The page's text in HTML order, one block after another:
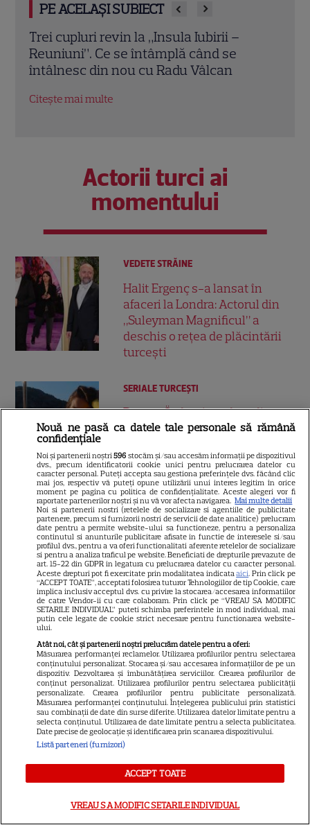
PE ACELAȘI SUBIECT
Cheloo, declarație neașteptată înainte
de Asia Express: „Cred că e singura
chestie la care m-am gândit”
Citește mai multe
Actorii turci ai
momentului
VEDETE STRĂINE
Halit Ergenç s-a lansat în
afaceri la Londra: Actorul din
„Suleyman Magnificul” a
deschis o rețea de plăcintării
turcești
12
SERIALE TURCEŞTI
Demet Özdemir, vedeta din
„Fata din vis”, are o poveste
una dintre cele mai iubite
actrițe din Turcia
32
VEDETE STRĂINE
Cum își petrec vara cele mai
iubite actrițe din serialele
turcești. Fahriye Evcen, Hande
Erçel și Neslihan Atagül,
imagini din vacanță
31
Can Yaman revine pe ecrane
într-o ipostază complet
diferită. Actorul joacă un
avocat în noul serial „Bro”,
filmat în Italia
ARTICOLE PARTENERI
Nouă ne pasă ca datele tale personale să rămână
confidențiale
Noi și partenerii noștri596 stocăm și/sau accesăm informații pe dispozitivul
dvs., precum identificatorii cookie unici pentru prelucrarea datelor cu
caracter personal. Puteți accepta sau gestiona preferințele dvs. făcând clic
mai jos, respectiv vă puteți opune utilizării unui interes legitim în orice
moment pe pagina cu politica de confidențialitate. Aceste alegeri vor fi
raportate partenerilor noștri și nu vă vor afecta navigarea. Mai multe detalii
Noi si partenerii nostri (retelele de socializare si agentiile de publicitate
partenere, precum si furnizorii nostri de servicii de date analitice) prelucram
date pentru a permite website-ului sa functioneze, pentru a personaliza
continutul si anunturile publicitare afisate in functie de interesele si/sau
profilul dvs., pentru a va oferi functionalitati aferente retelelor de socializare
si pentru a analiza traficul pe website. Beneficiati de drepturile prevazute de
art. 15-22 din GDPR in legatura cu prelucrarea datelor cu caracter personal.
Aceste drepturi pot fi exercitate prin modalitatea indicataaici. Prin click pe
“ACCEPT TOATE”, acceptati folosirea tuturor Tehnologiilor de tip Cookie, care
implica inclusiv acceptul dvs. cu privire la stocarea/accesarea informatiilor
de catre Vendor-ii cu care colaboram. Prin click pe “VREAU SA MODIFIC
SETARILE INDIVIDUAL” puteti schimba preferintele in mod individual, mai
putin cele legate de cookie strict necesare pentru functionarea website-
ului.
Atât noi, cât și partenerii noștri prelucrăm datele pentru a oferi:
Măsurarea performanței reclamelor. Utilizarea profilurilor pentru selectarea
conținutului personalizat. Stocarea și/sau accesarea informațiilor de pe un
dispozitiv. Dezvoltarea și îmbunătățirea serviciilor. Crearea profilurilor de
conținut personalizat. Utilizarea profilurilor pentru selectarea publicității
personalizate. Crearea profilurilor pentru publicitate personalizată.
Măsurarea performanței conținutului. Înțelegerea publicului prin statistici
sau combinații de date din surse diferite. Utilizarea datelor limitate pentru a
selecta conținutul. Utilizarea de date limitate pentru a selecta publicitatea.
Date precise de geolocație și identificarea prin scanarea dispozitivului.
Listă parteneri (furnizori)
ACCEPT TOATE
VREAU SA MODIFIC SETARILE INDIVIDUAL